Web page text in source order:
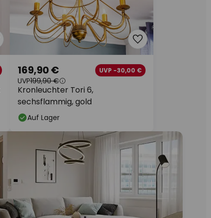
Kronleuchter Tori 6,
sechsflammig, gold
169,90 € UVP -30,00 €
UVP199,90 €
Auf Lager